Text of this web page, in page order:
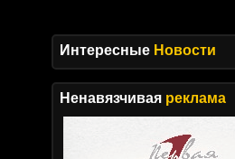
Интересные Новости
Ненавязчивая реклама